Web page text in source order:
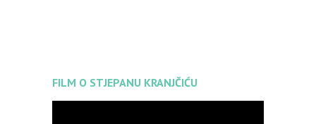
FILM O STJEPANU KRANJČIĆU